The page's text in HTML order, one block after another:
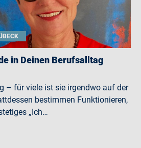
in Deinen Berufsalltag
– für viele ist sie irgendwo auf der
bestimmen Funktionieren,
„Ich…